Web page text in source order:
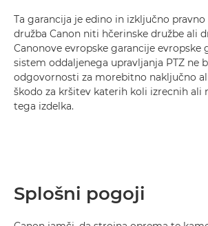
Ta garancija je edino in izključno
družba Canon niti hčerinske družbe ali
Canonove evropske garancije evropske
sistem oddaljenega upravljanja PTZ ne
odgovornosti za morebitno naključno
škodo za kršitev katerih koli izrecnih ali
tega izdelka.
Splošni pogoji